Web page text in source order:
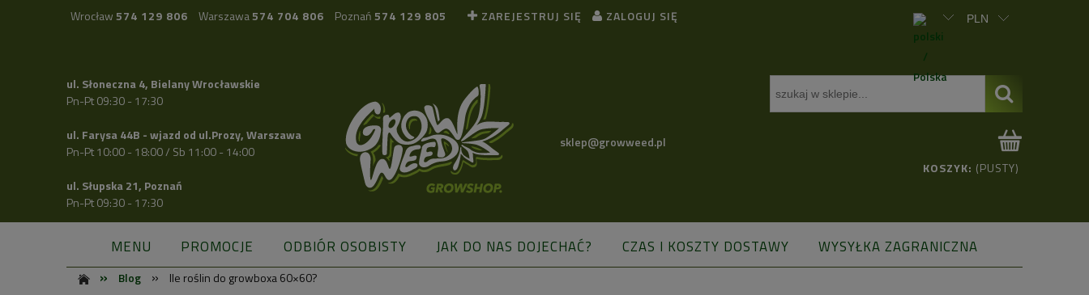
Wrocław 574 129 806 Warszawa574 704 806 Poznań 574 129 805 ZAREJESTRUJ SIĘ ZALOGUJ SIĘ
ul. Słoneczna 4, Bielany Wrocławskie
Pn-Pt 09:30 - 17:30
ul. Farysa 44B - wjazd od ul.Prozy, Warszawa
Pn-Pt 10:00 - 18:00 / Sb 11:00 - 14:00
ul. Słupska 21, Poznań
Pn-Pt 09:30 - 17:30
sklep@growweed.pl
KOSZYK: (PUSTY)
MENU PROMOCJE ODBIÓR OSOBISTY JAK DO NAS DOJECHAĆ? CZAS I KOSZTY DOSTAWY
WYSYŁKA ZAGRANICZNA
» Blog » Ile roślin do growboxa 60×60?